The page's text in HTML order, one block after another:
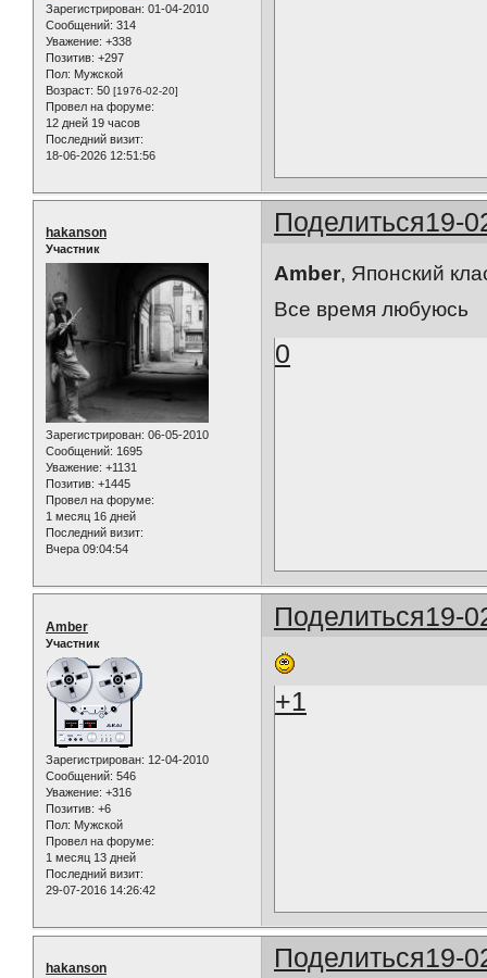
Зарегистрирован: 01-04-2010
Сообщений: 314
Уважение: +338
Позитив: +297
Пол: Мужской
Возраст: 50 [1976-02-20]
Провел на форуме:
12 дней 19 часов
Последний визит:
18-06-2026 12:51:56
Поделиться19-
hakanson
Участник
Зарегистрирован: 06-05-2010
Сообщений: 1695
Уважение: +1131
Позитив: +1445
Провел на форуме:
1 месяц 16 дней
Последний визит:
Вчера 09:04:54
Amber, Японский
Все время любуюсь
0
Поделиться19-
Amber
Участник
Зарегистрирован: 12-04-2010
Сообщений: 546
Уважение: +316
Позитив: +6
Пол: Мужской
Провел на форуме:
1 месяц 13 дней
Последний визит:
29-07-2016 14:26:42
+1
Поделиться19-
hakanson